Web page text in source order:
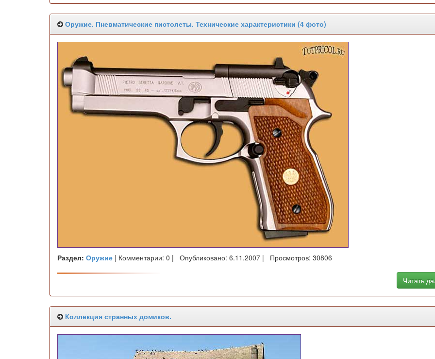
Оружие. Пневматические пистолеты. Технические характеристики (4 фото)
Раздел: Оружие | Комментарии: 0 | Опубликовано: 6.11.2007 | Просмотров: 30806
Читать
Коллекция странных домиков.